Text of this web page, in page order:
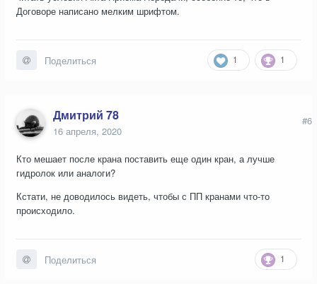
Договоре написано мелким шрифтом.
1 1
Поделиться
Дмитрий 78
16 апреля, 2020
#6
Кто мешает после крана поставить еще один кран, а лучше
гидролок или аналоги?
Кстати, не доводилось видеть, чтобы с ПП кранами что-то
происходило.
1
Поделиться